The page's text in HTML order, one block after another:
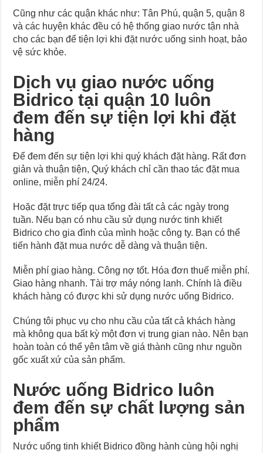
Cũng như các quận khác như: Tân Phú, quận 5, quận 8
và các huyện khác đều có hệ thống giao nước tận nhà
cho các bạn để tiện lợi khi đặt nước uống sinh hoạt, bảo
vệ sức khỏe.
Dịch vụ giao nước uống
Bidrico tại quận 10 luôn
đem đến sự tiện lợi khi đặt
hàng
Để đem đến sự tiện lợi khi quý khách đặt hàng. Rất đơn
giản và thuận tiện, Quý khách chỉ cần thao tác đặt mua
online, miễn phí 24/24.
Hoặc đặt trực tiếp qua tổng đài tất cả các ngày trong
tuần. Nếu bạn có nhu cầu sử dụng nước tinh khiết
Bidrico cho gia đình của mình hoặc công ty. Bạn có thể
tiến hành đặt mua nước dễ dàng và thuận tiện.
Miễn phí giao hàng. Công nợ tốt. Hóa đơn thuế miễn phí.
Giao hàng nhanh. Tài trợ máy nóng lanh. Chính là điều
khách hàng có được khi sử dụng nước uống Bidrico.
Chúng tôi phục vụ cho nhu cầu của tất cả khách hàng
mà không qua bất kỳ một đơn vị trung gian nào. Nên bạn
hoàn toàn có thể yên tâm về giá thành cũng như nguồn
gốc xuất xứ của sản phẩm.
Nước uống Bidrico luôn
đem đến sự chất lượng sản
phẩm
Nước uống tinh khiết Bidrico đồng hành cùng hội nghị